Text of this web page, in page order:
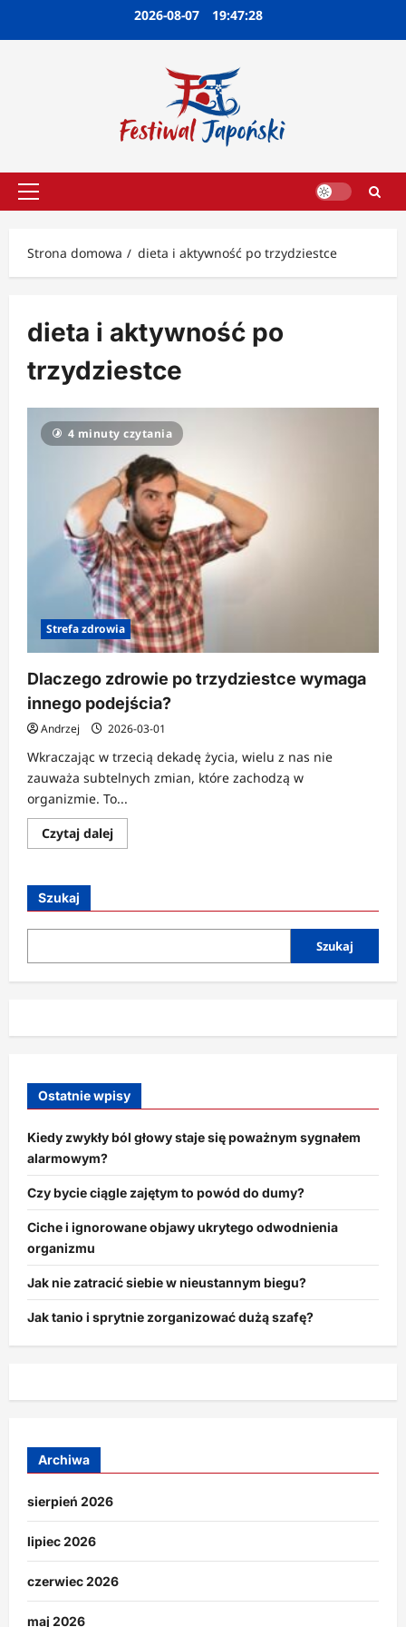
2026-08-07 19:47:29
Menu
Strona domowa
dieta i aktywność po trzydziestce
dieta i aktywność po
trzydziestce
4 minuty czytania
Strefa zdrowia
Dlaczego zdrowie po trzydziestce wymaga
innego podejścia?
Andrzej 2026-03-01
Wkraczając w trzecią dekadę życia, wielu z nas nie
zauważa subtelnych zmian, które zachodzą w
organizmie. To...
Czytaj dalejDowiedz
się
po
wymaga
podejścia?
Szukaj
Szukaj
Ostatnie wpisy
Kiedy zwykły ból głowy staje się poważnym sygnałem
alarmowym?
Czy bycie ciągle zajętym to powód do dumy?
Ciche i ignorowane objawy ukrytego odwodnienia
organizmu
Jak nie zatracić siebie w nieustannym biegu?
Jak tanio i sprytnie zorganizować dużą szafę?
Archiwa
sierpień 2026
lipiec 2026
czerwiec 2026
maj 2026